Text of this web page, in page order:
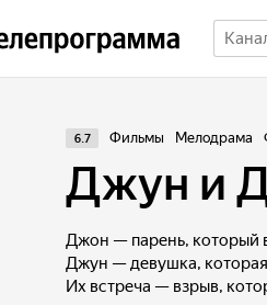
6.7 Фильмы Мелодрама
Джун и
Джон — парень, который
Джун — девушка, которая
Их встреча — взрыв,